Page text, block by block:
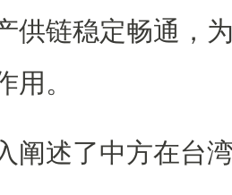
供链稳定畅通，
用。
述了中方在台湾